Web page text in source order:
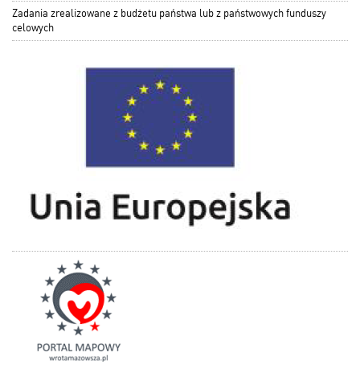
Zadania zrealizowane z budżetu państwa lub z państwowych funduszy
celowych